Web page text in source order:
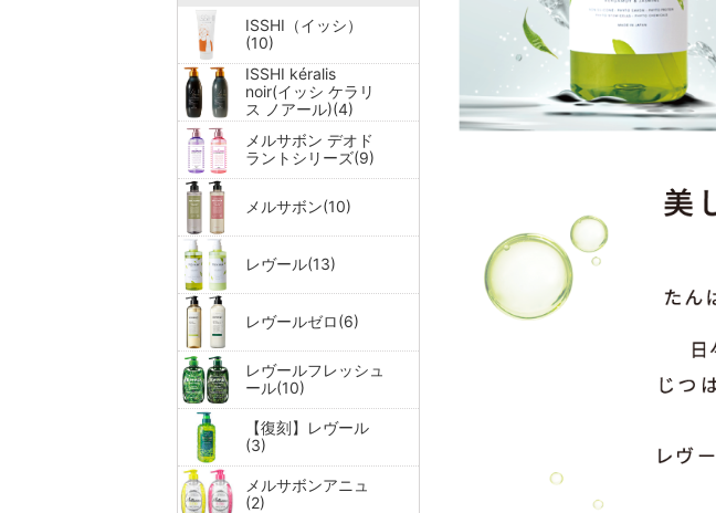
ISSHI（イッシ）
(10)
ISSHI kéralis
noir(イッシ ケラリ
ス ノアール)(4)
メルサボン デオド
ラントシリーズ(9)
メルサボン(10)
レヴール(13)
レヴールゼロ(6)
レヴールフレッシュ
ール(10)
【復刻】レヴール
(3)
メルサボンアニュ
(2)